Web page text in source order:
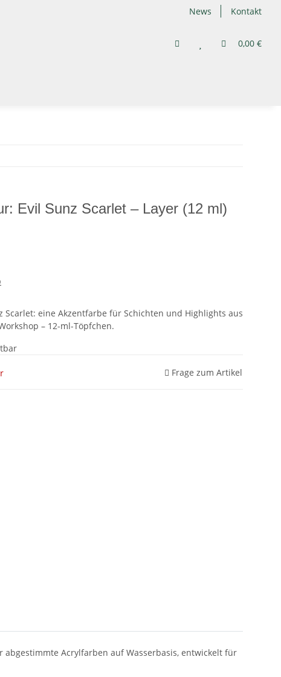
News Kontakt
0,00 €
Evil Sunz Scarlet – Layer (12 ml)
Scarlet: eine Akzentfarbe für Schichten und Highlights aus
– 12-ml-Töpfchen.
Frage zum Artikel
abgestimmte Acrylfarben auf Wasserbasis, entwickelt für